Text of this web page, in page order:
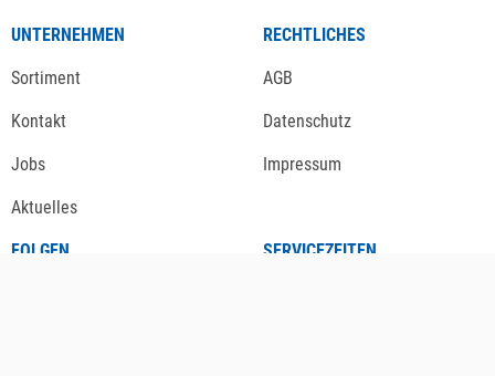
UNTERNEHMEN
Sortiment
Kontakt
Jobs
Aktuelles
RECHTLICHES
AGB
Datenschutz
Impressum
FOLGEN SERVICEZEITEN